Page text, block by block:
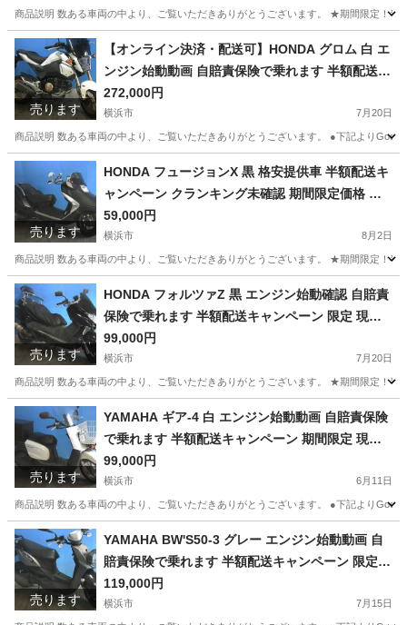
商品説明 数ある車両の中より、ご覧いただきありがとうございます。 ★期間限定
神奈川 横浜市 ホンダ エンジン
売ります
【オンライン決済・配送可】HONDA グロム 白 エ
ンジン始動動画 自賠責保険で乗れます 半額配送キ
ャンペーン 期間限定 現状渡し諸経費￥0- 横浜 P-Y
ard
272,000円
横浜市 7月20日
商品説明 数ある車両の中より、ご覧いただきありがとうございます。 ●下記より
神奈川 横浜市 グロム
売ります
HONDA フュージョンX 黒 格安提供車 半額配送キ
ャンペーン クランキング未確認 期間限定価格 現
状渡し諸経費￥0- 横浜 P-Yard
59,000円
横浜市 8月2日
商品説明 数ある車両の中より、ご覧いただきありがとうございます。 ★期間限定！
神奈川 横浜市 クランキング
売ります
HONDA フォルツァZ 黒 エンジン始動確認 自賠責
保険で乗れます 半額配送キャンペーン 限定 現状
渡し諸経費￥0- 横浜 P-Yard
99,000円
横浜市 7月20日
商品説明 数ある車両の中より、ご覧いただきありがとうございます。 ★期間限定
神奈川 横浜市 エンジン
売ります
YAMAHA ギア-4 白 エンジン始動動画 自賠責保険
で乗れます 半額配送キャンペーン 期間限定 現状
渡し諸経費￥0 横浜 P-Yard
99,000円
横浜市 6月11日
商品説明 数ある車両の中より、ご覧いただきありがとうございます。 ●下記より
神奈川 横浜市
売ります
YAMAHA BW'S50-3 グレー エンジン始動動画 自
賠責保険で乗れます 半額配送キャンペーン 限定
現状渡し諸経費￥0- 横浜 P-Yard
119,000円
横浜市 7月15日